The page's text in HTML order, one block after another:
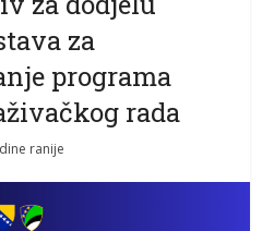
za
programa
rada
ranije